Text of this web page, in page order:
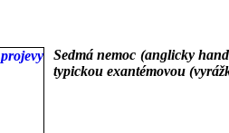
Sedmá nemoc (anglicky
typickou exantémovou